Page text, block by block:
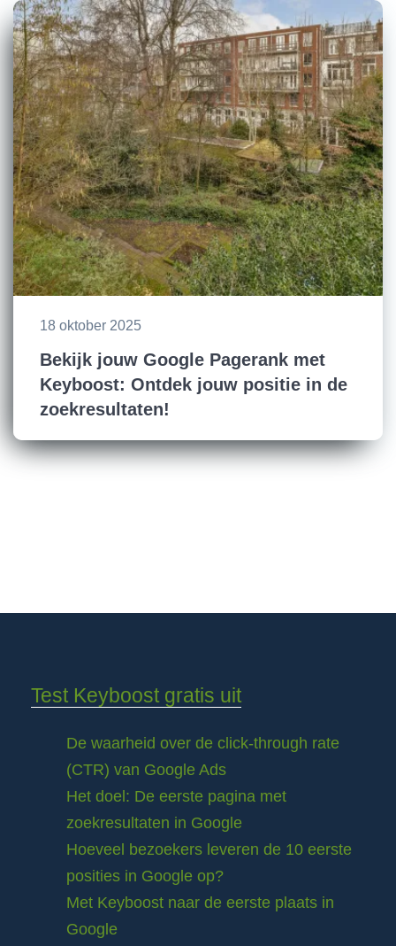
18 oktober 2025
Bekijk jouw Google Pagerank met
Keyboost: Ontdek jouw positie in de
zoekresultaten!
Test Keyboost gratis uit
De waarheid over de click-through rate
(CTR) van Google Ads
Het doel: De eerste pagina met
zoekresultaten in Google
Hoeveel bezoekers leveren de 10 eerste
posities in Google op?
Met Keyboost naar de eerste plaats in
Google